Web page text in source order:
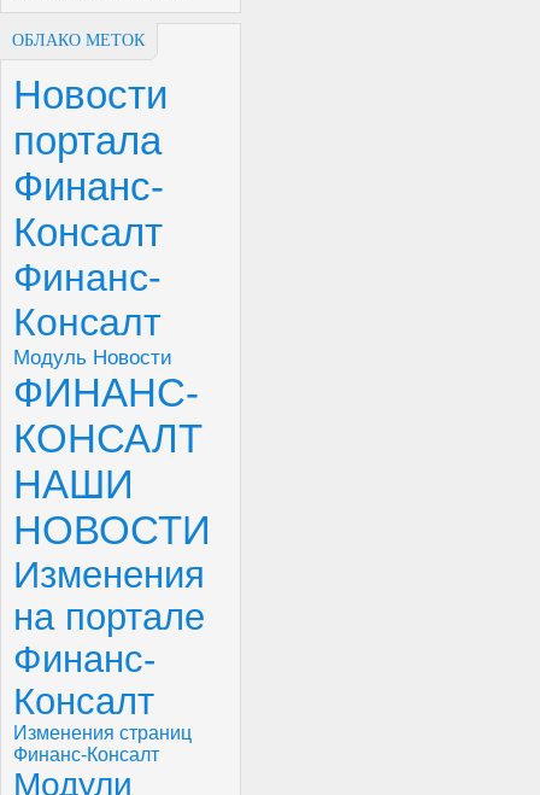
ОБЛАКО МЕТОК
Новости
портала
Финанс-
Консалт
Финанс-
Консалт
Модуль Новости
ФИНАНС-
КОНСАЛТ
НАШИ
НОВОСТИ
Изменения
на портале
Финанс-
Консалт
Изменения страниц
Финанс-Консалт
Модули